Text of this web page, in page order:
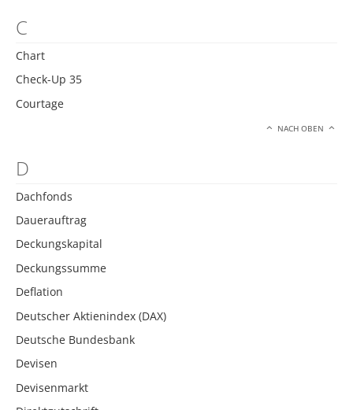
C
Chart
Check-Up 35
Courtage
NACH OBEN
D
Dachfonds
Dauerauftrag
Deckungskapital
Deckungssumme
Deflation
Deutscher Aktienindex (DAX)
Deutsche Bundesbank
Devisen
Devisenmarkt